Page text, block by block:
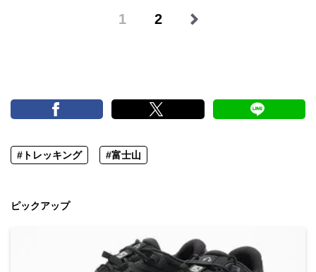
1 2
#トレッキング #富士山
ピックアップ